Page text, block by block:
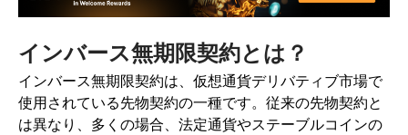
インバース無期限契約とは？
インバース無期限契約は、仮想通貨デリバティブ市場で
使用されている先物契約の一種です。従来の先物契約と
は異なり、多くの場合、法定通貨やステーブルコインの